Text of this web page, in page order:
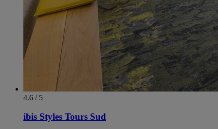
4.6 / 5
ibis Styles Tours Sud